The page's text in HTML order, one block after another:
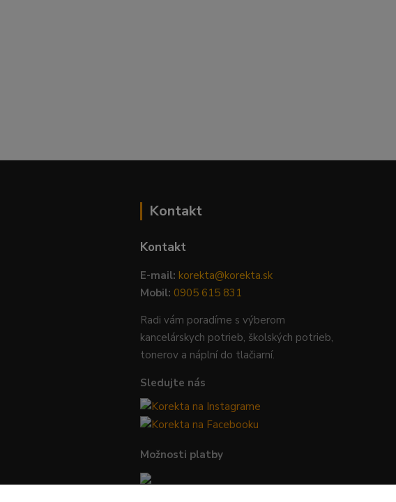
Kontakt
Kontakt
E-mail: korekta@korekta.sk
Mobil: 0905 615 831
Radi vám poradíme s výberom
kancelárskych potrieb, školských potrieb,
tonerov a náplní do tlačiarní.
Sledujte nás
Možnosti platby